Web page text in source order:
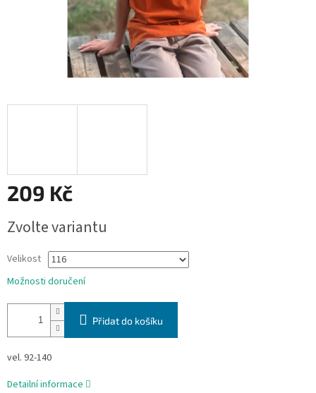
209 Kč
cena:
Zvolte variantu
Velikost
Možnosti doručení
Přidat do košíku
vel. 92-140
Detailní informace